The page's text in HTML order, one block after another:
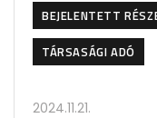
BEJELENTETT
TÁRSASÁGI ADÓ
2024.11.21.